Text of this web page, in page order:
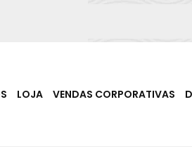
LOJA VENDAS CORPORATIVAS